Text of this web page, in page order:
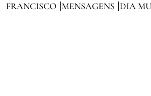
FRANCISCO MENSAGENS DIA